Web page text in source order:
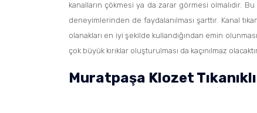
kanalların çökmesi ya da zarar görmesi olmalıdır.
deneyimlerinden de faydalanılması şarttır. Kanal
olanakları en iyi şekilde kullandığından emin
çok büyük kırıklar oluşturulması da kaçınılmaz
Muratpaşa Klozet